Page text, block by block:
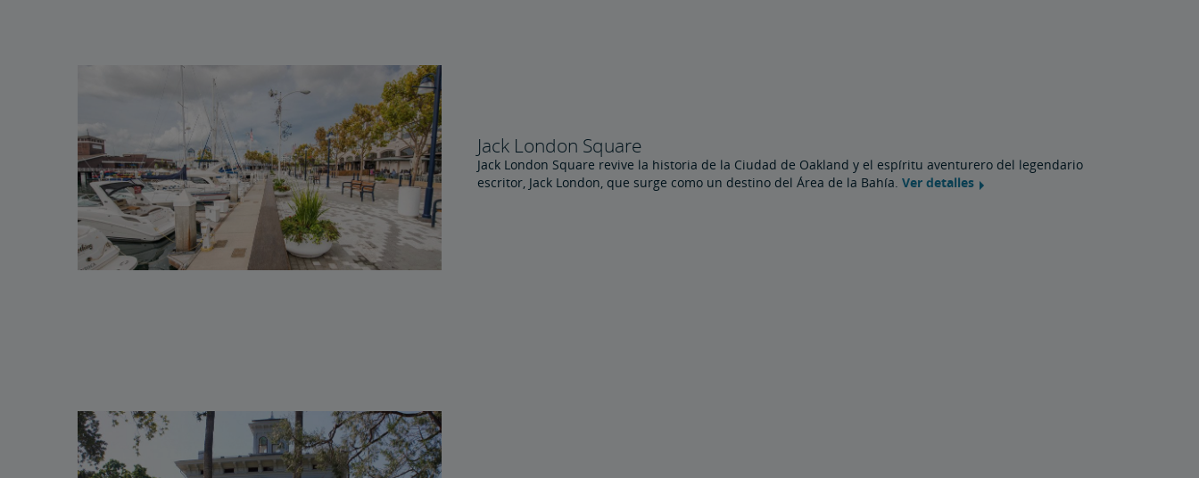
Jack London Square
Jack London Square revive la historia de la Ciudad de Oakland y el espíritu aventurero del legendario
escritor, Jack London, que surge como un destino del Área de la Bahía.Ver detalles